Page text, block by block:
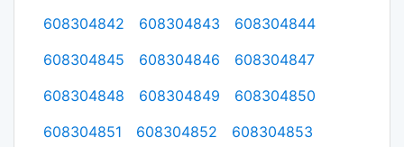
608304842
608304843
608304844
608304845
608304846
608304847
608304848
608304849
608304850
608304851
608304852
608304853